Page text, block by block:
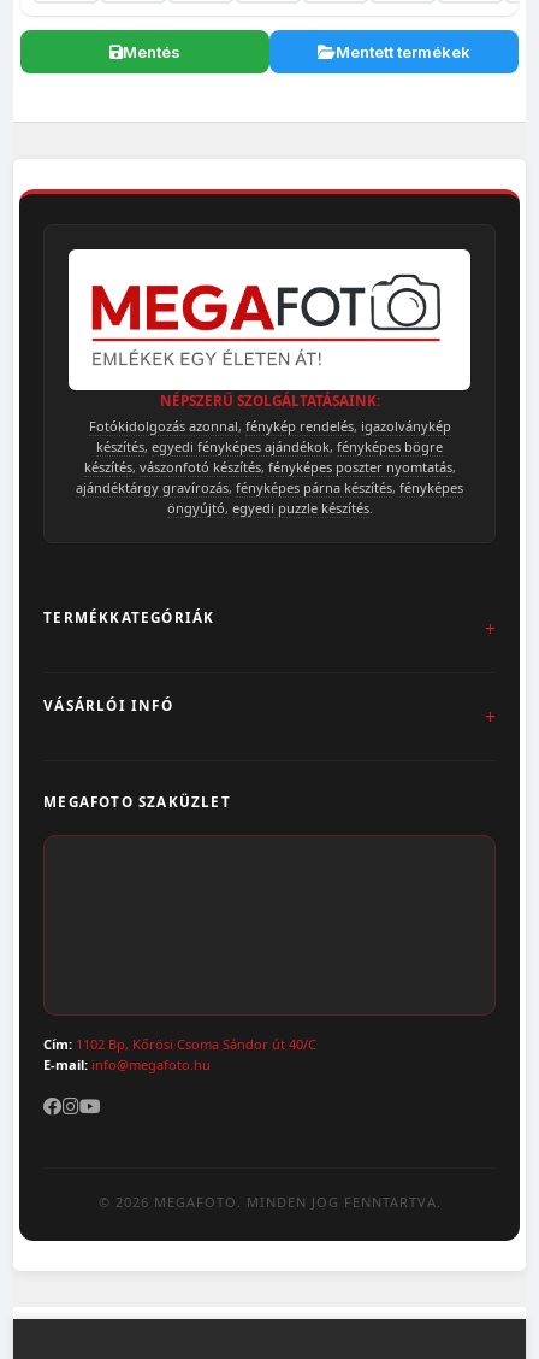
Mentés Mentett termékek
NÉPSZERŰ SZOLGÁLTATÁSAINK:
Fotókidolgozás azonnal, fénykép rendelés, igazolványkép
készítés, egyedi fényképes ajándékok, fényképes bögre
készítés, vászonfotó készítés, fényképes poszter nyomtatás,
ajándéktárgy gravírozás, fényképes párna készítés, fényképes
öngyújtó, egyedi puzzle készítés.
TERMÉKKATEGÓRIÁK
Fotókidolgozás
Poszter & Falikép
VÁSÁRLÓI INFÓ
Szállítás & Fizetés
MEGAFOTO SZAKÜZLET
Cím: 1102 Bp, Kőrösi Csoma Sándor út 40/C
E-mail: info@megafoto.hu
© 2026 MEGAFOTO. MINDEN JOG FENNTARTVA.